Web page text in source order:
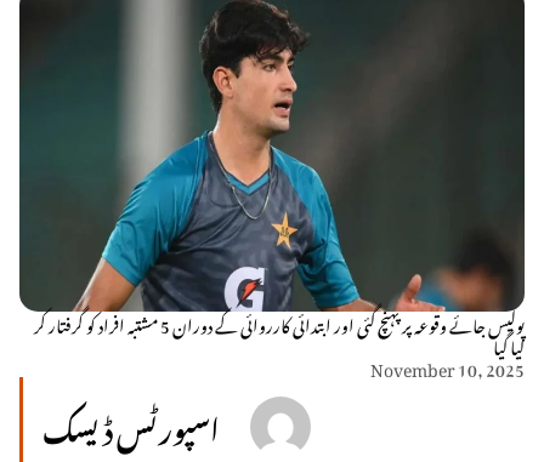
پولیس جائے وقوعہ پر پہنچ گئی اور ابتدائی کارروائی کے دوران 5 مشتبہ افراد کو گرفتار کر
لیا گیا
November 10, 2025
اسپورٹس ڈیسک